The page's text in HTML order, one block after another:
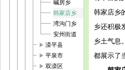
碱房乡
韩家店乡
湾沟门乡
安州街道
play_arrow 滦平县
play_arrow 平泉市
play_arrow 双滦区
韩家店乡
乡还积极
乡土气息
都展示了